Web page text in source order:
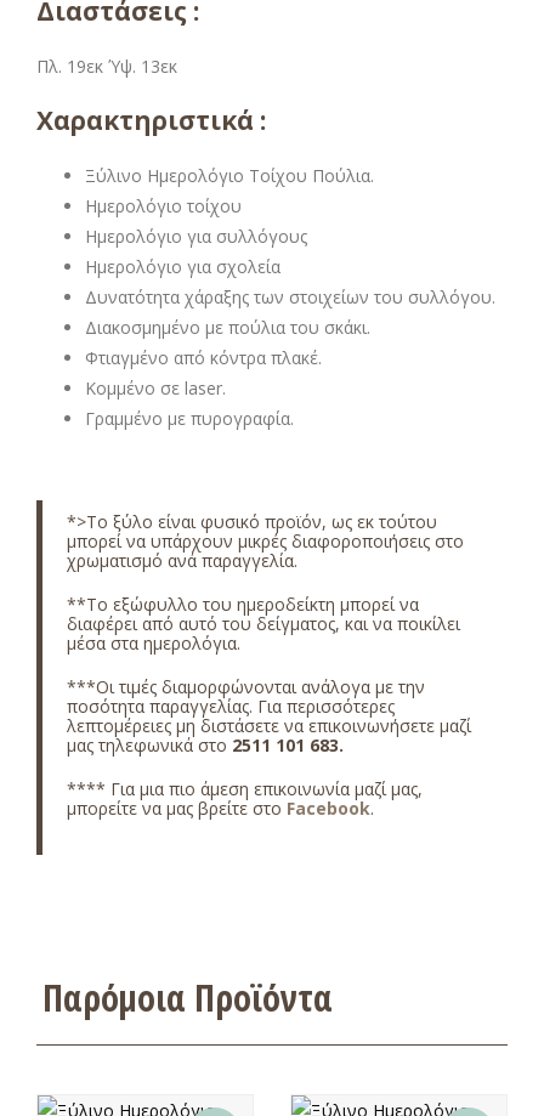
Διαστάσεις :
Πλ. 19εκ Ύψ. 13εκ
Χαρακτηριστικά :
Ξύλινο Ημερολόγιο Τοίχου Πούλια.
Ημερολόγιο τοίχου
Ημερολόγιο για συλλόγους
Ημερολόγιο για σχολεία
Δυνατότητα χάραξης των στοιχείων του συλλόγου.
Διακοσμημένο με πούλια του σκάκι.
Φτιαγμένο από κόντρα πλακέ.
Κομμένο σε laser.
Γραμμένο με πυρογραφία.
*>Το ξύλο είναι φυσικό προϊόν, ως εκ τούτου
μπορεί να υπάρχουν μικρές διαφοροποιήσεις στο
χρωματισμό ανά παραγγελία.
**Το εξώφυλλο του ημεροδείκτη μπορεί να
διαφέρει από αυτό του δείγματος, και να ποικίλει
μέσα στα ημερολόγια.
***Οι τιμές διαμορφώνονται ανάλογα με την
ποσότητα παραγγελίας. Για περισσότερες
λεπτομέρειες μη διστάσετε να επικοινωνήσετε μαζί
μας τηλεφωνικά στο 2511 101 683.
**** Για μια πιο άμεση επικοινωνία μαζί μας,
μπορείτε να μας βρείτε στο Facebook.
Παρόμοια Προϊόντα